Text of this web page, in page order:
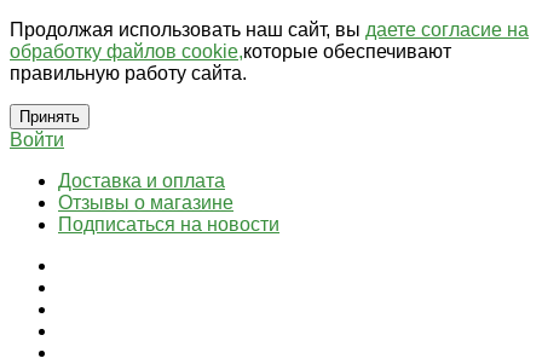
Продолжая использовать наш сайт, вы даете согласие на
обработку файлов cookie,которые обеспечивают
правильную работу сайта.
Принять
Войти
Доставка и оплата
Отзывы о магазине
Подписаться на новости